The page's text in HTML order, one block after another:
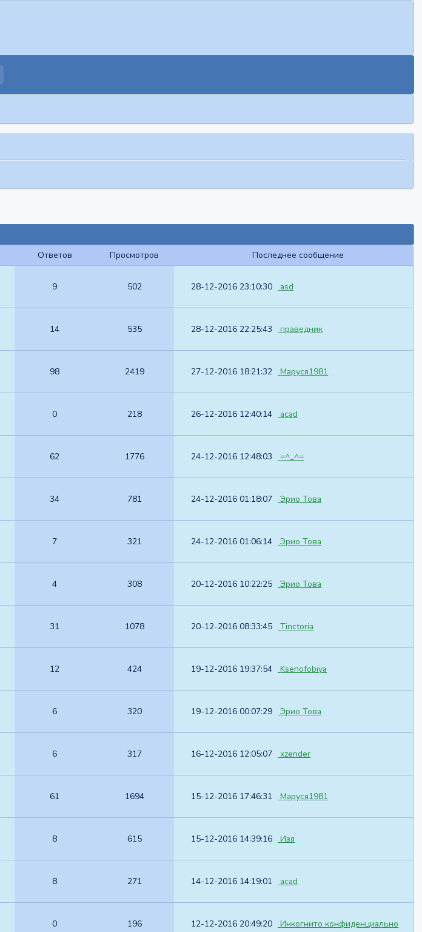
Ответов Просмотров Последнее сообщение
9 502 28-12-2016 23:10:30 asd
14 535 28-12-2016 22:25:43 праведник
98 2419 27-12-2016 18:21:32 Маруся1981
0 218 26-12-2016 12:40:14 acad
62 1776 24-12-2016 12:48:03 =^_^=
34 781 24-12-2016 01:18:07 Эрио Това
7 321 24-12-2016 01:06:14 Эрио Това
4 308 20-12-2016 10:22:25 Эрио Това
31 1078 20-12-2016 08:33:45 Tinctoria
12 424 19-12-2016 19:37:54 Ksenofobiya
6 320 19-12-2016 00:07:29 Эрио Това
6 317 16-12-2016 12:05:07 xzender
61 1694 15-12-2016 17:46:31 Маруся1981
8 615 15-12-2016 14:39:16 Изя
8 271 14-12-2016 14:19:01 acad
0 196 12-12-2016 20:49:20 Инкогнито конфиденциально